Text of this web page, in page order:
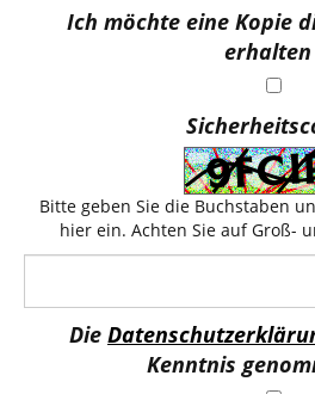
Ich möchte eine Kopie
erhalten
Bitte geben Sie die Buchstaben
hier ein. Achten Sie auf Groß-
Die
Kenntnis